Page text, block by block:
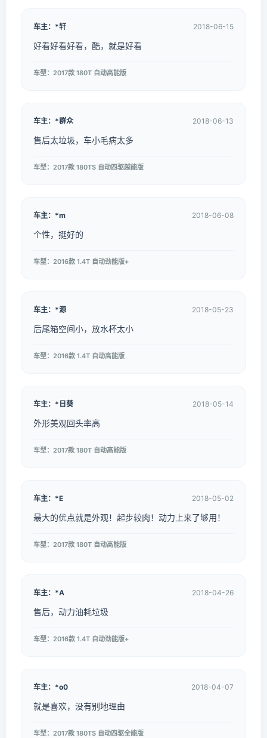
车主：*轩 2018-06-15
好看好看好看，酷，就是好看
车型：2017款 180T 自动高能版
车主：*群众 2018-06-13
售后太垃圾，车小毛病太多
车型：2017款 180TS 自动四驱越能版
车主：*m 2018-06-08
个性，挺好的
车型：2016款 1.4T 自动劲能版+
车主：*源 2018-05-23
后尾箱空间小，放水杯太小
车型：2016款 1.4T 自动高能版
车主：*日葵 2018-05-14
外形美观回头率高
车型：2017款 180T 自动高能版
车主：*E 2018-05-02
最大的优点就是外观！起步较肉！动力上来了够用！
车型：2017款 180T 自动高能版
车主：*A 2018-04-26
售后，动力油耗垃圾
车型：2016款 1.4T 自动劲能版+
车主：*o0 2018-04-07
就是喜欢，没有别地理由
车型：2017款 180TS 自动四驱全能版